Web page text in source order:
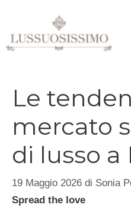
contenuto
Le
mercato
di lusso a
19 Maggio 2026 di Sonia
Spread the love